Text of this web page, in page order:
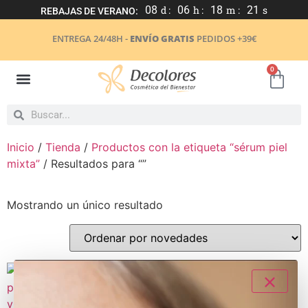
REBAJAS DE VERANO: 08 d : 06 h : 18 m : 21 s
ENTREGA 24/48H - ENVÍO GRATIS PEDIDOS +39€
0
Inicio / Tienda / Productos con la etiqueta “sérum piel
mixta” / Resultados para “”
Mostrando un único resultado
- 15%